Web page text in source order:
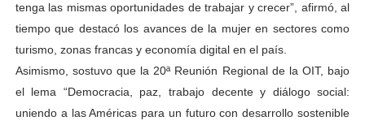
tenga las mismas oportunidades de trabajar y crecer”, afirmó, al
tiempo que destacó los avances de la mujer en sectores como
turismo, zonas francas y economía digital en el país.
Asimismo, sostuvo que la 20ª Reunión Regional de la OIT, bajo
el lema “Democracia, paz, trabajo decente y diálogo social:
uniendo a las Américas para un futuro con desarrollo sostenible